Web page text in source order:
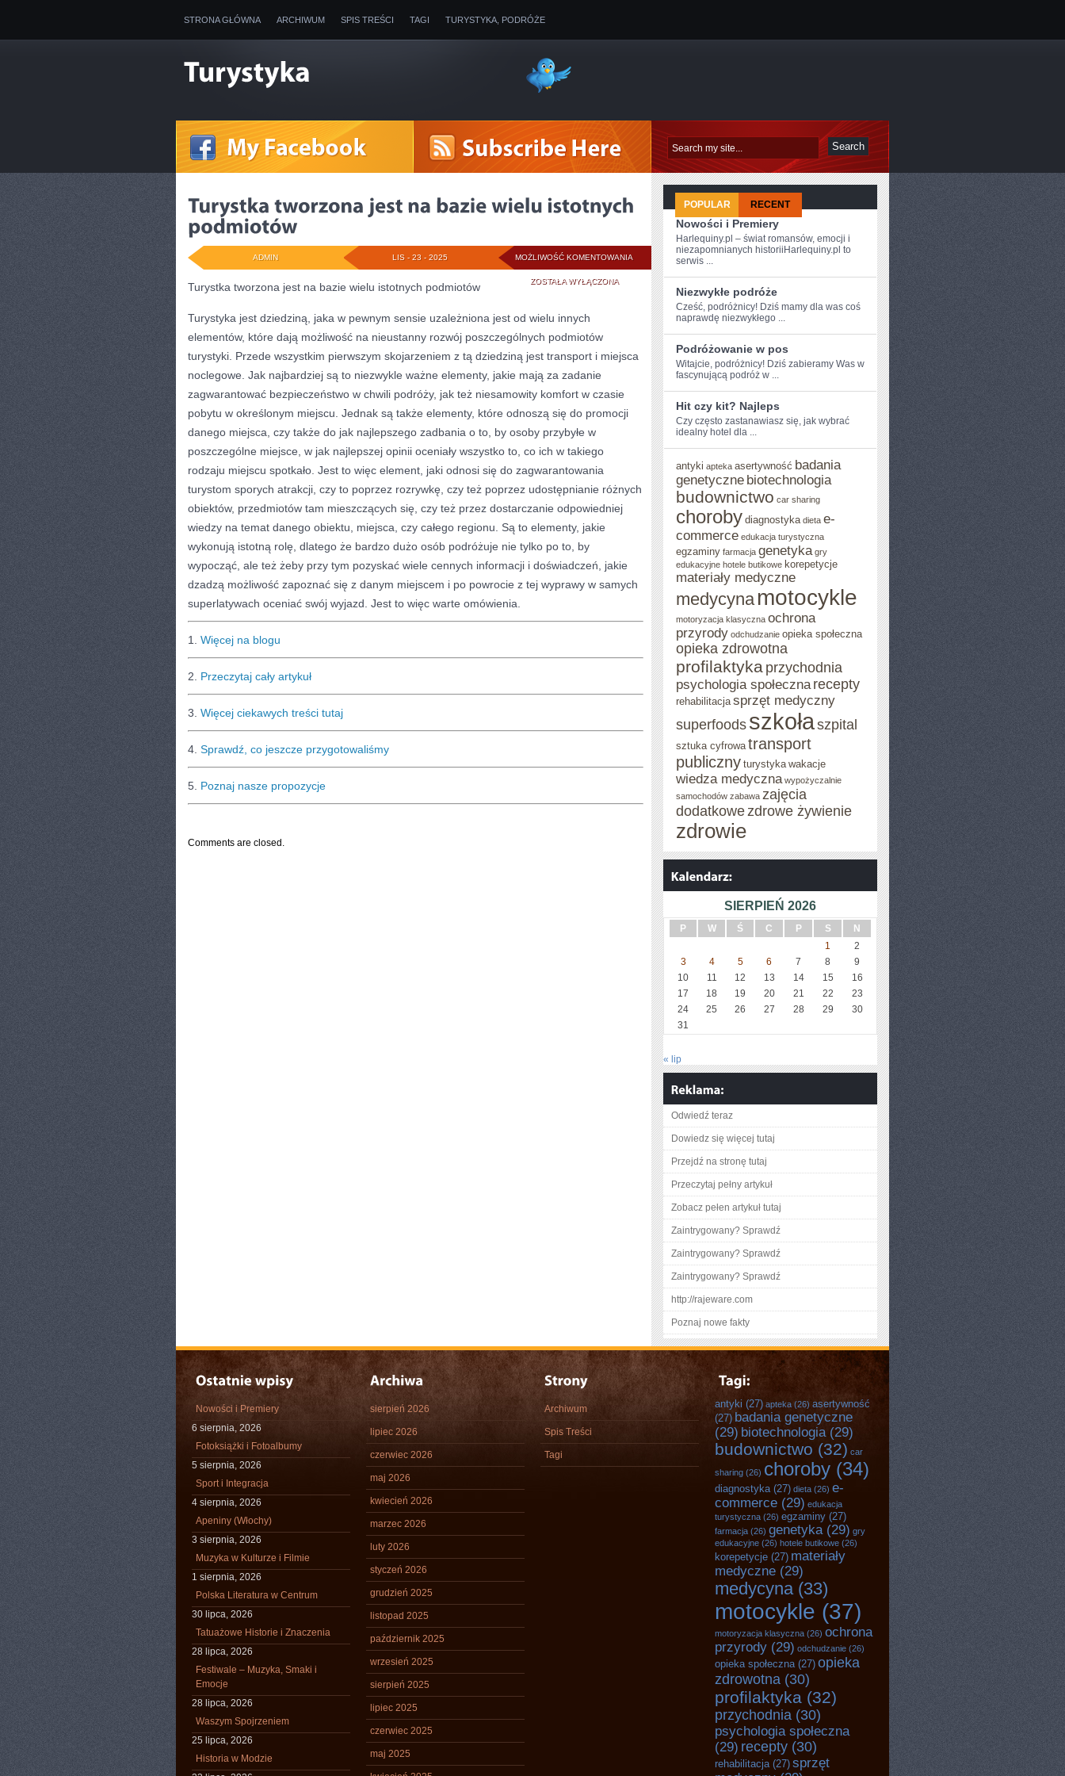
STRONA GŁÓWNA ARCHIWUM SPIS TREŚCI TAGI TURYSTYKA, PODRÓŻE
MOŻLIWOŚĆ KOMENTOWANIA TURYSTKA
TWORZONA
JEST
BAZIE
WIELU
ISTOTNYCH
PODMIOTÓW
ZOSTAŁA WYŁĄCZONA
LIS - 23 - 2025
ADMIN
Turystka tworzona jest na bazie wielu istotnych podmiotów
Turystyka jest dziedziną, jaka w pewnym sensie uzależniona jest od wielu innych
elementów, które dają możliwość na nieustanny rozwój poszczególnych podmiotów
turystyki. Przede wszystkim pierwszym skojarzeniem z tą dziedziną jest transport i miejsca
noclegowe. Jak najbardziej są to niezwykle ważne elementy, jakie mają za zadanie
zagwarantować bezpieczeństwo w chwili podróży, jak też niesamowity komfort w czasie
pobytu w określonym miejscu. Jednak są także elementy, które odnoszą się do promocji
danego miejsca, czy także do jak najlepszego zadbania o to, by osoby przybyłe w
poszczególne miejsce, w jak najlepszej opinii oceniały wszystko to, co ich w takiego
rodzaju miejscu spotkało. Jest to więc element, jaki odnosi się do zagwarantowania
turystom sporych atrakcji, czy to poprzez rozrywkę, czy też poprzez udostępnianie różnych
obiektów, przedmiotów tam mieszczących się, czy też przez dostarczanie odpowiedniej
wiedzy na temat danego obiektu, miejsca, czy całego regionu. Są to elementy, jakie
wykonują istotną rolę, dlatego że bardzo dużo osób podróżuje nie tylko po to, by
wypocząć, ale też żeby przy tym pozyskać wiele cennych informacji i doświadczeń, jakie
dzadzą możliwość zapoznać się z danym miejscem i po powrocie z tej wyprawy w samych
superlatywach oceniać swój wyjazd. Jest to więc warte omówienia.
1. Więcej na blogu
2. Przeczytaj cały artykuł
3. Więcej ciekawych treści tutaj
4. Sprawdź, co jeszcze przygotowaliśmy
5. Poznaj nasze propozycje
Comments are closed.
POPULAR RECENT
Nowości i Premiery
Harlequiny.pl – świat romansów, emocji i
niezapomnianych historiiHarlequiny.pl to
serwis ...
Niezwykłe podróże
Cześć, podróżnicy! Dziś mamy ⁢dla was ‌coś
naprawdę niezwykłego ...
Podróżowanie w pos
Witajcie, podróżnicy! ⁢Dziś zabieramy Was​ w
fascynującą podróż‌ w ...
Hit czy kit? Najleps
Czy często zastanawiasz się, jak wybrać
‍idealny ​hotel dla ...
antyki apteka asertywność badania
genetyczne biotechnologia
budownictwo car sharing
choroby diagnostyka dieta e-
commerce edukacja turystyczna
egzaminy farmacja genetyka gry
edukacyjne hotele butikowe korepetycje
materiały medyczne
medycyna motocykle
motoryzacja klasyczna ochrona
przyrody odchudzanie opieka społeczna
opieka zdrowotna
profilaktyka przychodnia
psychologia społeczna recepty
rehabilitacja sprzęt medyczny
superfoods szkołaszpital
sztuka cyfrowa transport
publiczny turystyka wakacje
wiedza medyczna wypożyczalnie
samochodów zabawa zajęcia
dodatkowezdrowe żywienie
zdrowie
SIERPIEŃ 2026
P W Ś C P S
N
1
2
3
4 5 6 7 8
9
10
11 12 13 14 15
16
17
18 19 20 21 22
23
24
25 26 27 28 29
30
31
« lip
Odwiedź teraz
Dowiedz się więcej tutaj
Przejdź na stronę tutaj
Przeczytaj pełny artykuł
Zobacz pełen artykuł tutaj
Zaintrygowany? Sprawdź
Zaintrygowany? Sprawdź
Zaintrygowany? Sprawdź
http://rajeware.com
Poznaj nowe fakty
Nowości i Premiery
6 sierpnia, 2026
Fotoksiążki i Fotoalbumy
5 sierpnia, 2026
Sport i Integracja
4 sierpnia, 2026
Apeniny (Włochy)
3 sierpnia, 2026
Muzyka w Kulturze i Filmie
1 sierpnia, 2026
Polska Literatura w Centrum
30 lipca, 2026
Tatuażowe Historie i Znaczenia
28 lipca, 2026
Festiwale – Muzyka, Smaki i
Emocje
28 lipca, 2026
Waszym Spojrzeniem
25 lipca, 2026
Historia w Modzie
sierpień 2026
lipiec 2026
czerwiec 2026
maj 2026
kwiecień 2026
marzec 2026
luty 2026
styczeń 2026
grudzień 2025
listopad 2025
październik 2025
wrzesień 2025
sierpień 2025
lipiec 2025
czerwiec 2025
maj 2025
Archiwum
Spis Treści
Tagi
antyki (27) apteka (26) asertywność
(27) badania genetyczne
(29) biotechnologia (29)
budownictwo (32) car
sharing (26) choroby (34)
diagnostyka(27) dieta (26) e-
commerce (29) edukacja
turystyczna (26) egzaminy (27)
farmacja (26) genetyka (29) gry
edukacyjne (26) hotele butikowe (26)
korepetycje (27) materiały
medyczne (29)
medycyna(33)
motocykle (37)
motoryzacja klasyczna (26) ochrona
przyrody (29) odchudzanie (26)
opieka społeczna(27) opieka
zdrowotna (30)
profilaktyka (32)
przychodnia (30)
psychologia społeczna
(29) recepty (30)
rehabilitacja(27) sprzęt